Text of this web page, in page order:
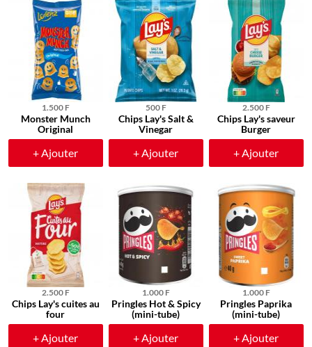
1.500 F
Monster Munch
Original
+ Ajouter
500 F
Chips Lay's Salt &
Vinegar
+ Ajouter
2.500 F
Chips Lay's saveur
Burger
+ Ajouter
2.500 F
Chips Lay's cuites au
four
+ Ajouter
1.000 F
Pringles Hot & Spicy
(mini-tube)
+ Ajouter
1.000 F
Pringles Paprika
(mini-tube)
+ Ajouter